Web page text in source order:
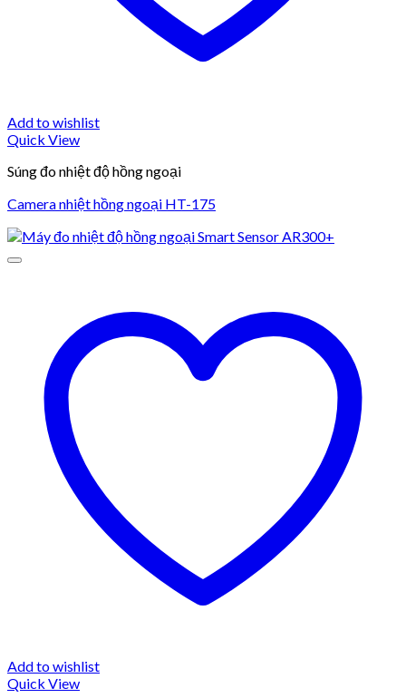
Add to wishlist
Quick View
Súng đo nhiệt độ hồng ngoại
Camera nhiệt hồng ngoại HT-175
Add to wishlist
Quick View